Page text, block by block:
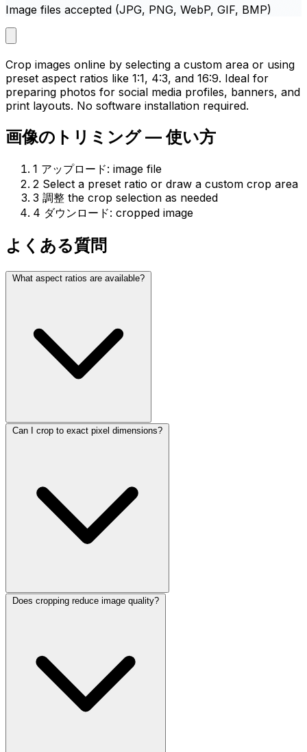
Image files accepted (JPG, PNG, WebP, GIF, BMP)
Crop images online by selecting a custom area or using
preset aspect ratios like 1:1, 4:3, and 16:9. Ideal for
preparing photos for social media profiles, banners, and
print layouts. No software installation required.
画像のトリミング — 使い方
1 アップロード: image file
2 Select a preset ratio or draw a custom crop area
3 調整 the crop selection as needed
4 ダウンロード: cropped image
よくある質問
What aspect ratios are available?
Can I crop to exact pixel dimensions?
Does cropping reduce image quality?